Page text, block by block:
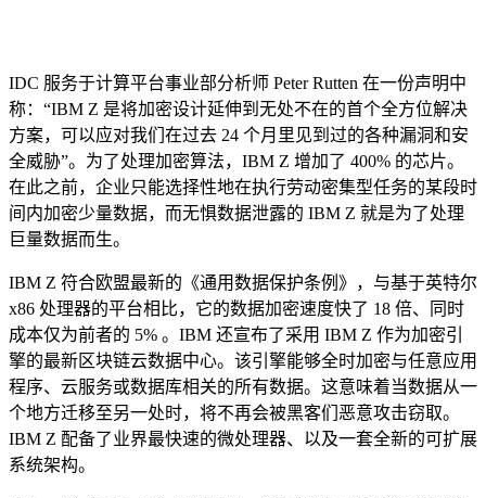
IDC 服务于计算平台事业部分析师 Peter Rutten 在一份声明中
称：“IBM Z 是将加密设计延伸到无处不在的首个全方位解决
方案，可以应对我们在过去 24 个月里见到过的各种漏洞和安
全威胁”。为了处理加密算法，IBM Z 增加了 400% 的芯片。
在此之前，企业只能选择性地在执行劳动密集型任务的某段时
间内加密少量数据，而无惧数据泄露的 IBM Z 就是为了处理
巨量数据而生。
IBM Z 符合欧盟最新的《通用数据保护条例》，与基于英特尔
x86 处理器的平台相比，它的数据加密速度快了 18 倍、同时
成本仅为前者的 5% 。IBM 还宣布了采用 IBM Z 作为加密引
擎的最新区块链云数据中心。该引擎能够全时加密与任意应用
程序、云服务或数据库相关的所有数据。这意味着当数据从一
个地方迁移至另一处时，将不再会被黑客们恶意攻击窃取。
IBM Z 配备了业界最快速的微处理器、以及一套全新的可扩展
系统架构。